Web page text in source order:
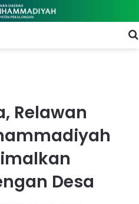
Relawan
Desa